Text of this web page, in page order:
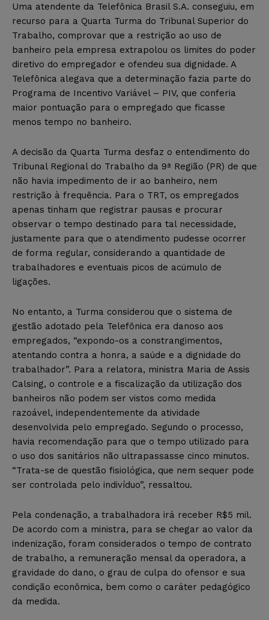
Uma atendente da Telefônica Brasil S.A. conseguiu, em
recurso para a Quarta Turma do Tribunal Superior do
Trabalho, comprovar que a restrição ao uso de
banheiro pela empresa extrapolou os limites do poder
diretivo do empregador e ofendeu sua dignidade. A
Telefônica alegava que a determinação fazia parte do
Programa de Incentivo Variável – PIV, que conferia
maior pontuação para o empregado que ficasse
menos tempo no banheiro.
A decisão da Quarta Turma desfaz o entendimento do
Tribunal Regional do Trabalho da 9ª Região (PR) de que
não havia impedimento de ir ao banheiro, nem
restrição à frequência. Para o TRT, os empregados
apenas tinham que registrar pausas e procurar
observar o tempo destinado para tal necessidade,
justamente para que o atendimento pudesse ocorrer
de forma regular, considerando a quantidade de
trabalhadores e eventuais picos de acúmulo de
ligações.
No entanto, a Turma considerou que o sistema de
gestão adotado pela Telefônica era danoso aos
empregados, “expondo-os a constrangimentos,
atentando contra a honra, a saúde e a dignidade do
trabalhador”. Para a relatora, ministra Maria de Assis
Calsing, o controle e a fiscalização da utilização dos
banheiros não podem ser vistos como medida
razoável, independentemente da atividade
desenvolvida pelo empregado. Segundo o processo,
havia recomendação para que o tempo utilizado para
o uso dos sanitários não ultrapassasse cinco minutos.
“Trata-se de questão fisiológica, que nem sequer pode
ser controlada pelo indivíduo”, ressaltou.
Pela condenação, a trabalhadora irá receber R$5 mil.
De acordo com a ministra, para se chegar ao valor da
indenização, foram considerados o tempo de contrato
de trabalho, a remuneração mensal da operadora, a
gravidade do dano, o grau de culpa do ofensor e sua
condição econômica, bem como o caráter pedagógico
da medida.